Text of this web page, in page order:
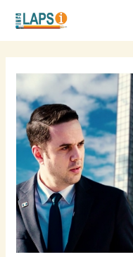
content